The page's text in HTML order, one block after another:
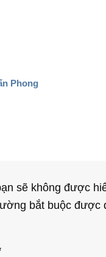
Phong
sẽ không được
bắt buộc được